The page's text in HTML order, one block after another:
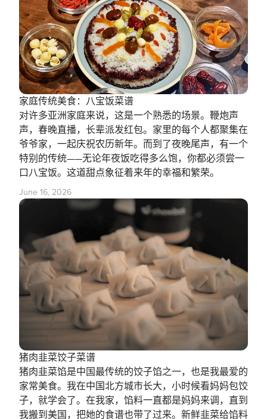
家庭传统美食：八宝饭菜谱
对许多亚洲家庭来说，这是一个熟悉的场景。鞭炮声
声，春晚直播，长辈派发红包。家里的每个人都聚集在
爷爷家，一起庆祝农历新年。而到了夜晚尾声，有一个
特别的传统——无论年夜饭吃得多么饱，你都必须尝一
口八宝饭。这道甜点象征着来年的幸福和繁荣。
June 16, 2026
猪肉韭菜饺子菜谱
猪肉韭菜馅是中国最传统的饺子馅之一，也是我最爱的
家常美食。我在中国北方城市长大，小时候看妈妈包饺
子，就学会了。在我家，馅料一直都是妈妈来调，直到
我搬到美国，把她的食谱也带了过来。新鲜韭菜给馅料